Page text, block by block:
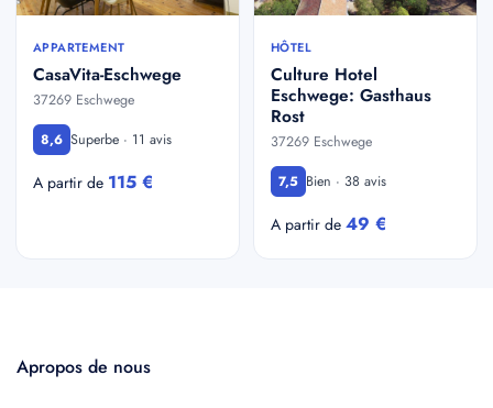
APPARTEMENT
CasaVita-Eschwege
37269 Eschwege
8,6 Superbe · 11 avis
A partir de 115 €
HÔTEL
Culture Hotel
Eschwege: Gasthaus
Rost
37269 Eschwege
7,5 Bien · 38 avis
A partir de 49 €
Apropos de nous